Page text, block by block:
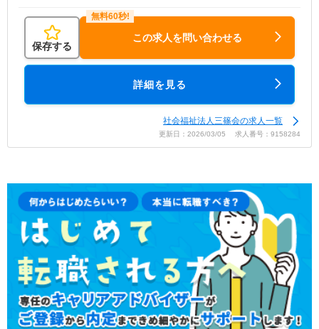
保存する
この求人を問い合わせる
詳細を見る
社会福祉法人三篠会の求人一覧
更新日：2026/03/05 求人番号：9158284